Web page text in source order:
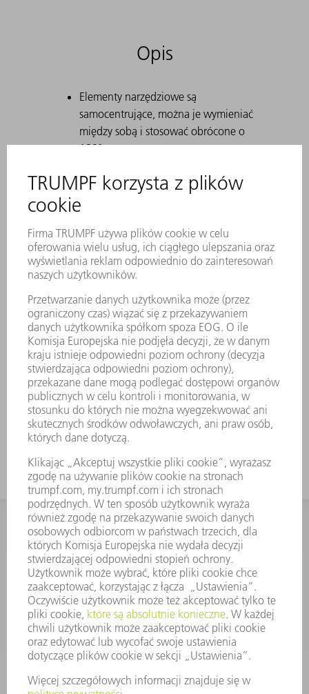
Opis
Elementy narzędziowe są
samocentrujące, można je wymieniać
między sobą i stosować obrócone o
180°.
mocowane w uchwycie i tym samym
zabezpieczane przed wypadnięciem.
wszystkie ważne informacje o
narzędziu.
Za pomocą kodu matrycowego
każde narzędzie.
Strefy robocze są utwardzane
laserowo.
Na życzenie dostępne są modyfikacje
narzędzia.
Do wysokich pudełek należy
zastosować narzędzie o dużej
wysokości roboczej.
KONTAKT
Dział Części Zamiennych i Narzędzi
48225753936
8.00 - 17.00
czesci.zamienne@trumpf.com